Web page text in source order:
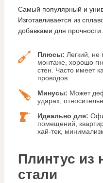
Самый популярный и
Изготавливается из
добавками для прочности.
Плюсы: Легкий, не
монтаже, хорошо
стен. Часто имеет
проводов.
Минусы: Может
ударах,
Идеально для:
помещений,
хай-тек,
Плинтус из
стали